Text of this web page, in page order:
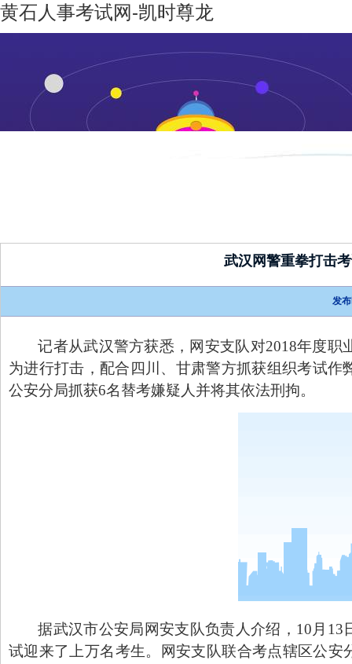
黄石人事考试网-凯时尊龙
武汉网警重拳打击
发
记者从武汉警方获悉，网安支队对2018年度职
为进行打击，配合四川、甘肃警方抓获组织考试作
公安分局抓获6名替考嫌疑人并将其依法刑拘。
据武汉市公安局网安支队负责人介绍， 10 月 13
试迎来了上万名考生。网安支队联合考点辖区公